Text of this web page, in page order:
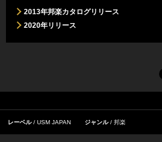
2013年邦楽カタログリリース
2020年リリース
レーベル USM JAPAN ジャンル 邦楽